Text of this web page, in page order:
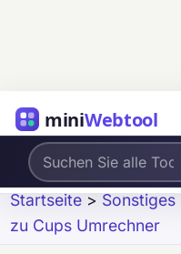
miniWebtool
Startseite > Sonstiges
zu Cups Umrechner